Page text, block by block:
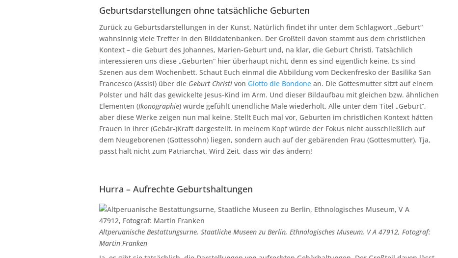
Geburtsdarstellungen ohne tatsächliche Geburten
Zurück zu Geburtsdarstellungen in der Kunst. Natürlich findet ihr unter dem Schlagwort „Geburt“
wahnsinnig viele Treffer in den Bilddatenbanken. Der Großteil davon stammt aus dem christlichen
Kontext – die Geburt des Johannes, Marien-Geburt und, na klar, die Geburt Christi. Tatsächlich
interessieren uns diese „Geburten“ hier überhaupt nicht, denn es sind eigentlich keine. Es sind
Szenen aus dem Wochenbett. Schaut Euch einmal die Abbildung vom Deckenfresko der Basilika San
Francesco (Assisi) über die Geburt Christivon Giotto die Bondonean. Die Gottesmutter sitzt auf einem
Polster und hält das gewickelte Jesus-Kind im Arm. Und dieser Bildaufbau mit gleichen bzw. ähnlichen
Elementen (Ikonographie) wurde gefühlt unendliche Male wiederholt. Alle unter dem Titel „Geburt“,
aber diese Werke zeigen nun mal keine. Stellt Euch mal vor, Geburten im christlichen Kontext hätten
Frauen in ihrer (Gebär-)Kraft dargestellt. In meinem Kopf würde der Fokus nicht ausschließlich auf
dem Neugeborenen (Gottessohn) liegen, sondern auch auf der gebärenden Frau (Gottesmutter). Tja,
passt halt nicht zum Patriarchat. Wird Zeit, dass wir das ändern!
Hurra – Aufrechte Geburtshaltungen
Altperuanische Bestattungsurne, Staatliche Museen zu Berlin, Ethnologisches Museum, V A 47912, Fotograf:
Martin Franken